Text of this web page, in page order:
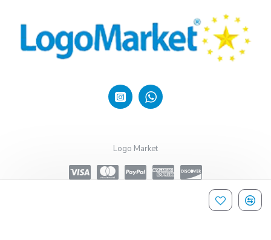
Logo Market
Design, Hosting & Support By Shopgez.com